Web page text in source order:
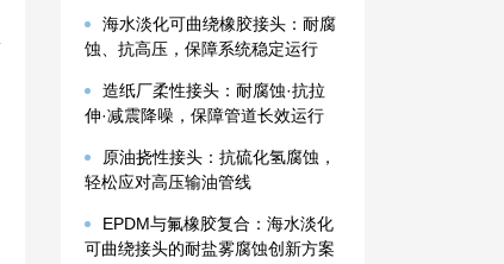
海水淡化可曲绕橡胶接头：耐腐
蚀、抗高压，保障系统稳定运行
造纸厂柔性接头：耐腐蚀·抗拉
伸·减震降噪，保障管道长效运行
原油挠性接头：抗硫化氢腐蚀，
轻松应对高压输油管线
EPDM与氟橡胶复合：海水淡化
可曲绕接头的耐盐雾腐蚀创新方案